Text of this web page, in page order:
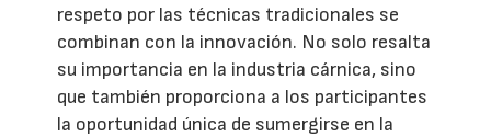
respeto por las técnicas tradicionales se
combinan con la innovación. No solo resalta
su importancia en la industria cárnica, sino
que también proporciona a los participantes
la oportunidad única de sumergirse en la